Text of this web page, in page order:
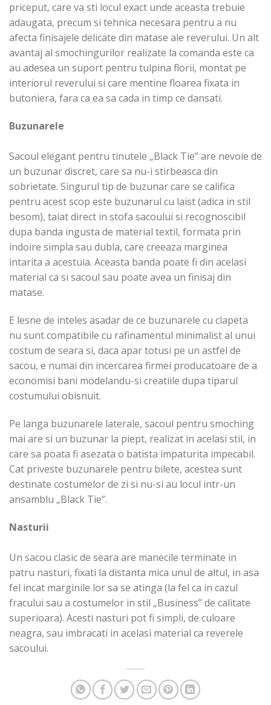
priceput, care va sti locul exact unde aceasta trebuie
adaugata, precum si tehnica necesara pentru a nu
afecta finisajele delicate din matase ale reverului. Un alt
avantaj al smochingurilor realizate la comanda este ca
au adesea un suport pentru tulpina florii, montat pe
interiorul reverului si care mentine floarea fixata in
butoniera, fara ca ea sa cada in timp ce dansati.
Buzunarele
Sacoul elegant pentru tinutele „Black Tie” are nevoie de
un buzunar discret, care sa nu-i stirbeasca din
sobrietate. Singurul tip de buzunar care se califica
pentru acest scop este buzunarul cu laist (adica in stil
besom), taiat direct in stofa sacoului si recognoscibil
dupa banda ingusta de material textil, formata prin
indoire simpla sau dubla, care creeaza marginea
intarita a acestuia. Aceasta banda poate fi din acelasi
material ca si sacoul sau poate avea un finisaj din
matase.
E lesne de inteles asadar de ce buzunarele cu clapeta
nu sunt compatibile cu rafinamentul minimalist al unui
costum de seara si, daca apar totusi pe un astfel de
sacou, e numai din incercarea firmei producatoare de a
economisi bani modelandu-si creatiile dupa tiparul
costumului obisnuit.
Pe langa buzunarele laterale, sacoul pentru smoching
mai are si un buzunar la piept, realizat in acelasi stil, in
care sa poata fi asezata o batista impaturita impecabil.
Cat priveste buzunarele pentru bilete, acestea sunt
destinate costumelor de zi si nu-si au locul intr-un
ansamblu „Black Tie”.
Nasturii
Un sacou clasic de seara are manecile terminate in
patru nasturi, fixati la distanta mica unul de altul, in asa
fel incat marginile lor sa se atinga (la fel ca in cazul
fracului sau a costumelor in stil „Business” de calitate
superioara). Acesti nasturi pot fi simpli, de culoare
neagra, sau imbracati in acelasi material ca reverele
sacoului.